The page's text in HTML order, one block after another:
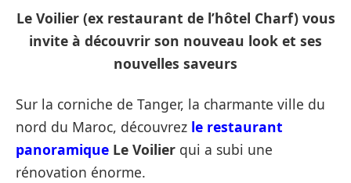
Le Voilier (ex restaurant de l’hôtel Charf) vous
invite à découvrir son nouveau look et ses
nouvelles saveurs
Sur la corniche de Tanger, la charmante ville du
nord du Maroc, découvrez le restaurant
panoramique Le Voilier qui a subi une
rénovation énorme.